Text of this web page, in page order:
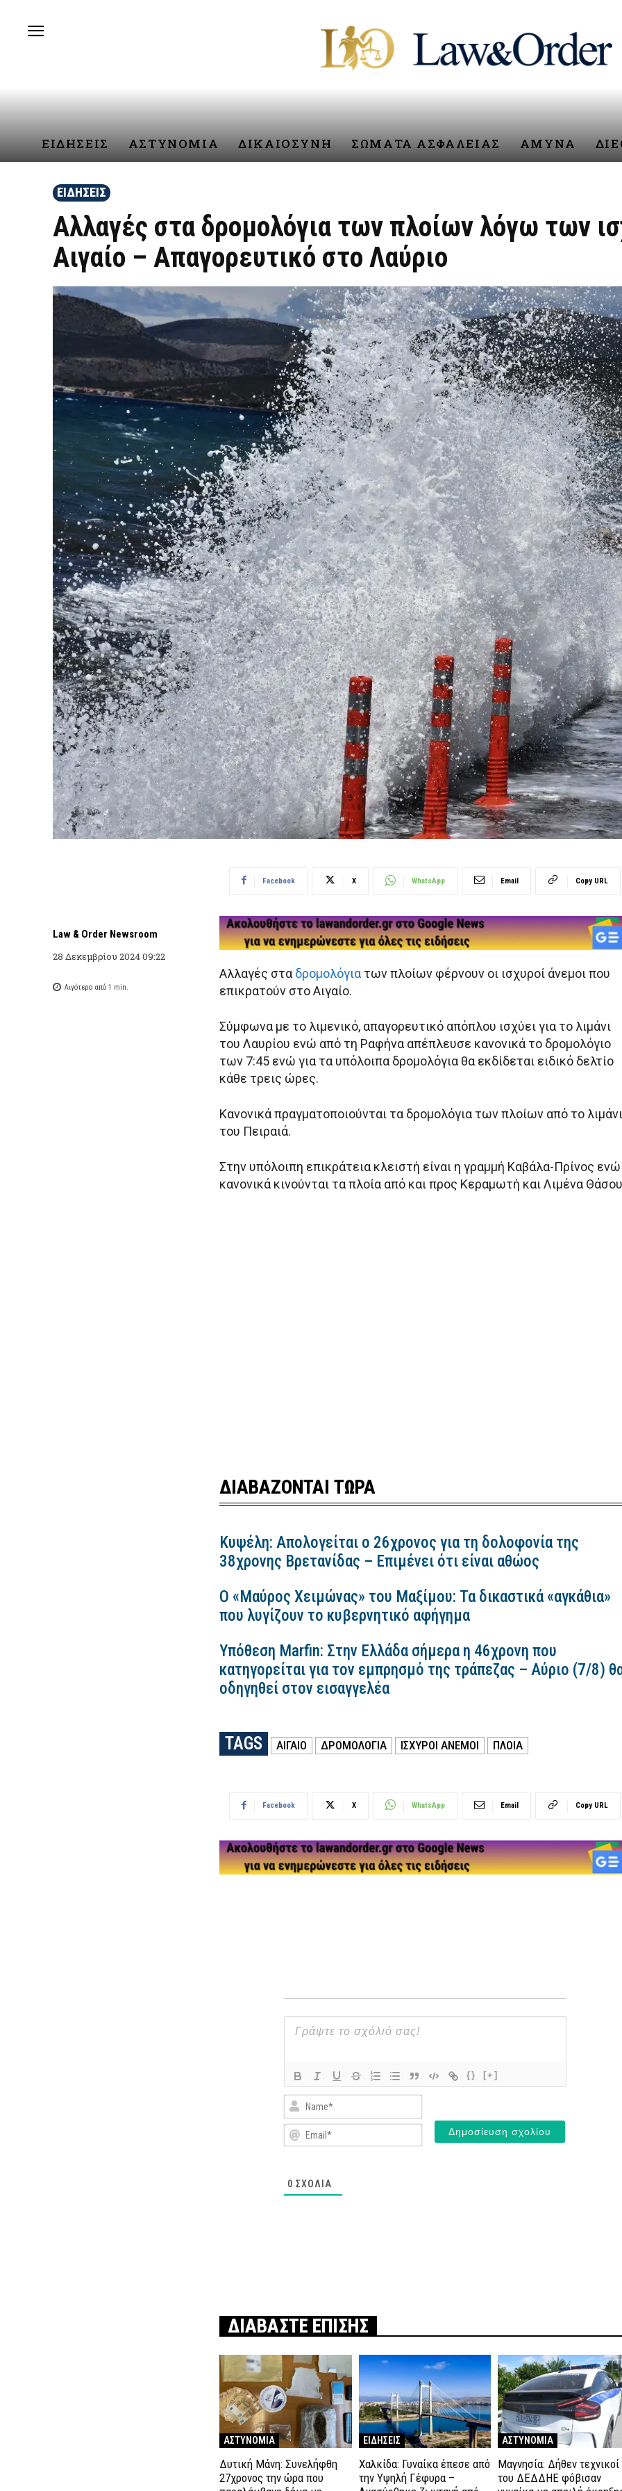
ΕΙΔΗΣΕΙΣ ΑΣΤΥΝΟΜΙΑ ΔΙΚΑΙΟΣΥΝΗ ΣΩΜΑΤΑ ΑΣΦΑΛΕΙΑΣ ΑΜΥΝΑ
ΕΙΔΗΣΕΙΣ
Αλλαγές στα δρομολόγια των πλοίων λόγω των
Αιγαίο – Απαγορευτικό στο Λαύριο
Law & Order Newsroom
28 Δεκεμβρίου 2024 09:22
Λιγότερο από 1 min.
Facebook X WhatsApp Email Copy URL
Αλλαγές στα δρομολόγια των πλοίων φέρνουν οι ισχυροί άνεμοι που
επικρατούν στο Αιγαίο.
Σύμφωνα με το λιμενικό, απαγορευτικό απόπλου ισχύει για το λιμάνι
του Λαυρίου ενώ από τη Ραφήνα απέπλευσε κανονικά το δρομολόγιο
των 7:45 ενώ για τα υπόλοιπα δρομολόγια θα εκδίδεται ειδικό δελτίο
κάθε τρεις ώρες.
Κανονικά πραγματοποιούνται τα δρομολόγια των πλοίων από το λιμάνι
του Πειραιά.
Στην υπόλοιπη επικράτεια κλειστή είναι η γραμμή Καβάλα-Πρίνος ενώ
κανονικά κινούνται τα πλοία από και προς Κεραμωτή και Λιμένα
ΔΙΑΒΑΖΟΝΤΑΙ ΤΩΡΑ
Κυψέλη: Απολογείται ο 26χρονος για τη δολοφονία της
38χρονης Βρετανίδας – Επιμένει ότι είναι αθώος
Ο «Μαύρος Χειμώνας» του Μαξίμου: Τα δικαστικά «αγκάθια»
που λυγίζουν το κυβερνητικό αφήγημα
Υπόθεση Marfin: Στην Ελλάδα σήμερα η 46χρονη που
κατηγορείται για τον εμπρησμό της τράπεζας – Αύριο (7/8)
οδηγηθεί στον εισαγγελέα
TAGS ΑΙΓΑΙΟ ΔΡΟΜΟΛΟΓΙΑ ΙΣΧΥΡΟΙ ΑΝΕΜΟΙ ΠΛΟΙΑ
Facebook X WhatsApp Email Copy URL
{} [+]
Name*
Email*
0 ΣΧΌΛΙΑ
ΔΙΑΒΑΣΤΕ ΕΠΙΣΗΣ
ΑΣΤΥΝΟΜΙΑ
Δυτική Μάνη: Συνελήφθη
27χρονος την ώρα που
ΕΙΔΗΣΕΙΣ
Χαλκίδα: Γυναίκα έπεσε από
την Υψηλή Γέφυρα –
ΑΣΤΥΝΟΜΙΑ
Μαγνησία: Δήθεν τεχνικοί
του ΔΕΔΔΗΕ φόβισαν